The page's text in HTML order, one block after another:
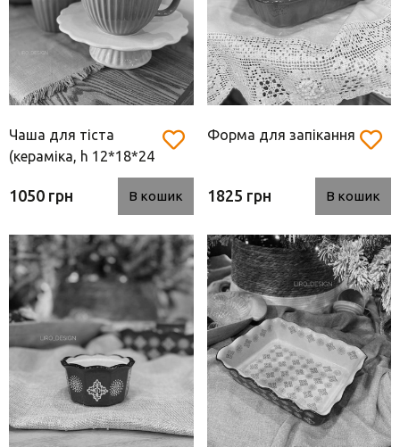
Чаша для тіста
(кераміка, h 12*18*24
1050 грн В кошик
Форма для запікання
1825 грн В кошик